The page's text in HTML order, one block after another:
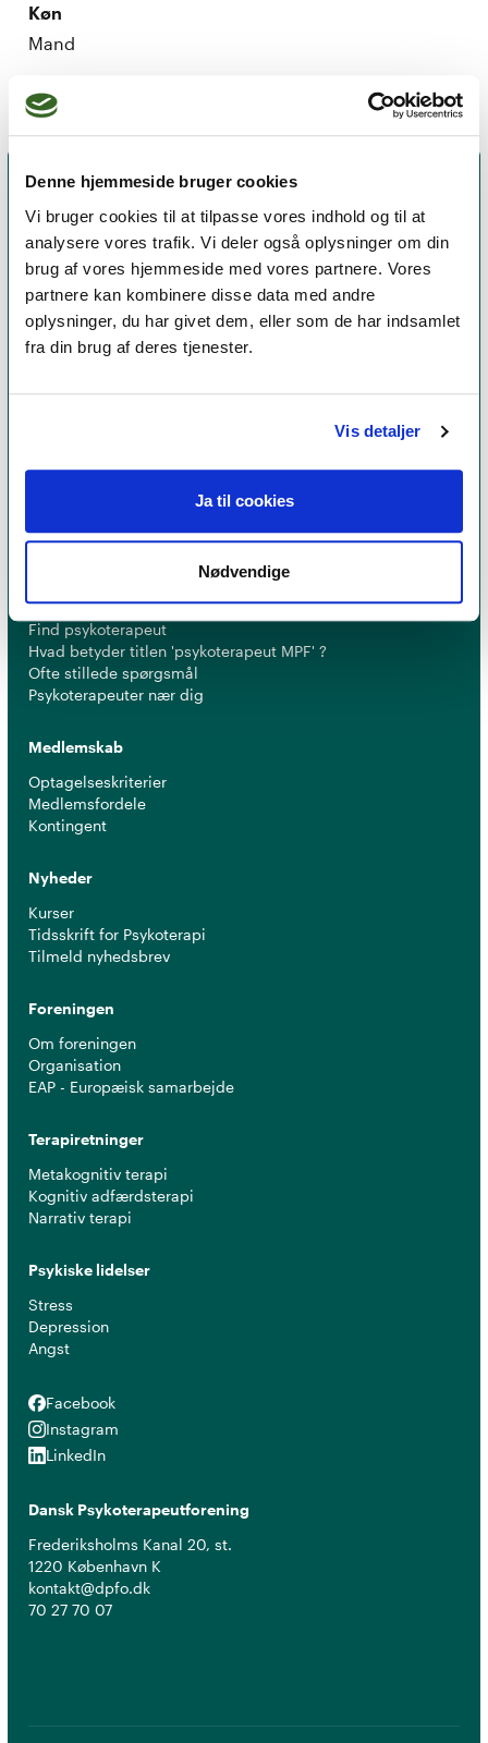
Denne hjemmeside bruger cookies
Vi bruger cookies til at tilpasse vores indhold og til at
analysere vores trafik. Vi deler også oplysninger om din
brug af vores hjemmeside med vores partnere. Vores
partnere kan kombinere disse data med andre
oplysninger, du har givet dem, eller som de har indsamlet
fra din brug af deres tjenester.
Vis detaljer
Ja til cookies
Nødvendige
Køn
Mand
Et medlemskab af Dansk Psykoterapeutforening
er et kvalitetsstempel. Alle vores medlemmer skal
erfaring for at få lov til at kalde sigpsykoterapeut
Find psykoterapeut
Hvad betyder titlen 'psykoterapeut MPF' ?
Ofte stillede spørgsmål
Psykoterapeuter nær dig
Medlemskab
Optagelseskriterier
Medlemsfordele
Kontingent
Nyheder
Kurser
Tidsskrift for Psykoterapi
Tilmeld nyhedsbrev
Foreningen
Om foreningen
Organisation
EAP - Europæisk samarbejde
Terapiretninger
Metakognitiv terapi
Kognitiv adfærdsterapi
Narrativ terapi
Psykiske lidelser
Stress
Depression
Angst
Facebook
Facebook
Instagram
Instagram
LinkedIn
LinkedIn
Dansk Psykoterapeutforening
Frederiksholms Kanal 20, st.
1220 København K
kontakt@dpfo.dk
70 27 70 07